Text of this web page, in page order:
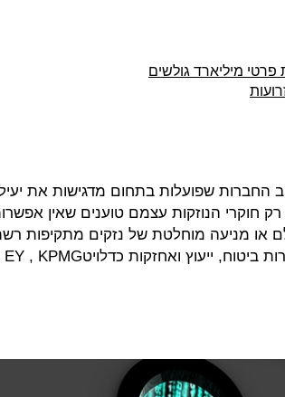
מיליארד גולשים
החברות שפועלות בתחום מדגישות את
חוקרי הנוזקות עצמם טוענים שאין
או מניעה מוחלטת של נזקים מתקיפות